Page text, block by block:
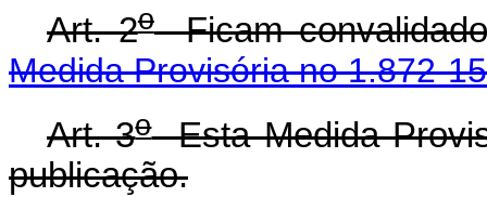
Art. 2oFicam
Medida Provisória no 1.872-
Art. 3oEsta Medida
publicação.